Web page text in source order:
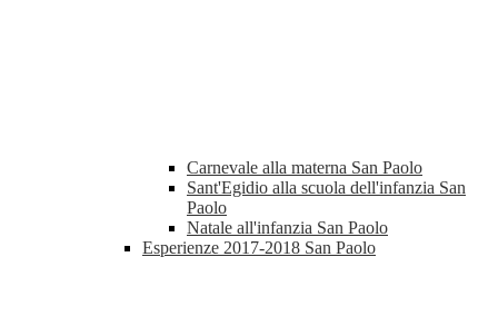
Carnevale alla materna San Paolo
Sant'Egidio alla scuola dell'infanzia San
Paolo
Natale all'infanzia San Paolo
Esperienze 2017-2018 San Paolo